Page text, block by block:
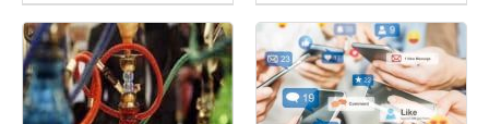
الكهربائية في المملكة